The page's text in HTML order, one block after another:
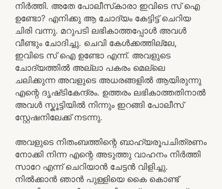
നിർത്തി. അതേ പോലീസ്‌കാരാ ഇവിടെ സ് ഐ
ഉണ്ടോ? എനിക്കു ആ ചോദ്യം കേട്ടിട്ട് ചെറിയ
ചിരി വന്നു. മറുപടി ലഭികാത്തപ്പോൾ അവൾ
വീണ്ടും ചോദിച്ചു. ചെവി കേൾക്കത്തില്ലേ,
ഇവിടെ സ് ഐ ഉണ്ടോ എന്ന്. അവളുടെ
ചോദ്യത്തിൽ അല്ലാ പകരം മെല്ലെ
ചലിക്കുന്ന അവളുടെ അധരങ്ങളിൽ ആയിരുന്നു
എന്റെ ദൃഷ്‌ടികേന്ദ്രം. ഉത്തരം ലഭികാത്തതിനാൽ
അവൾ സ്കൂട്ടിയിൽ നിന്നും ഇറങ്ങി പോലീസ്
സ്റ്റേഷനിലേക്ക് നടന്നു.
അവളുടെ നിതംബത്തിന്റെ ബാഹ്യരൂപചിത്രണം
നോക്കി നിന്ന എന്റെ അടുത്തു വാഹനം നിർത്തി
സാറേ എന്ന് ചെറിയാൻ ചേട്ടൻ വിളിച്ചു.
നിൽക്കാൻ ഞാൻ പുള്ളിയെ കൈ കൊണ്ട്